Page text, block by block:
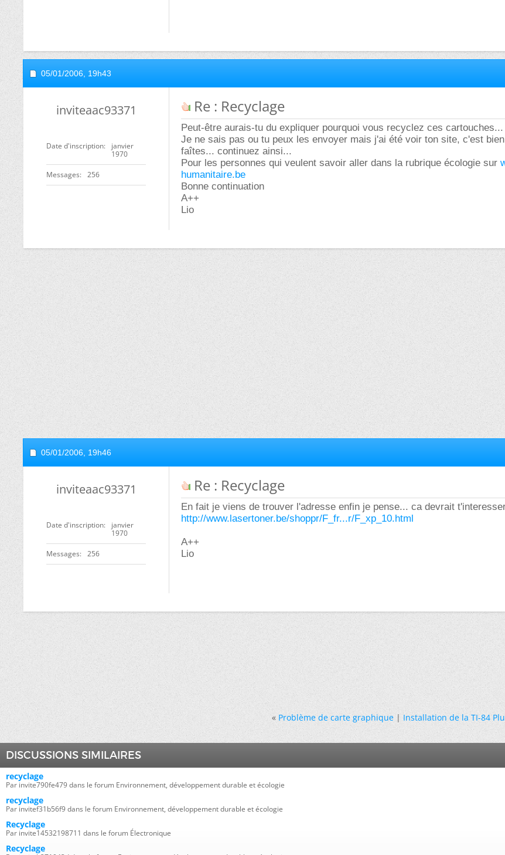
05/01/2006, 19h43
inviteaac93371
Date d'inscription
janvier
1970
Messages 256
Re : Recyclage
Peut-être aurais-tu du expliquer pourquoi vous recyclez ces cartouches...
Je ne sais pas ou tu peux les envoyer mais j'ai été voir ton site, c'est
faîtes... continuez ainsi...
Pour les personnes qui veulent savoir aller dans la rubrique écologie sur
humanitaire.be
Bonne continuation
A++
Lio
05/01/2006, 19h46
inviteaac93371
Date d'inscription
janvier
1970
Messages 256
Re : Recyclage
En fait je viens de trouver l'adresse enfin je pense... ca devrait
http://www.lasertoner.be/shoppr/F_fr...r/F_xp_10.html
A++
Lio
« Problème de carte graphique|Installation de la TI-84
DISCUSSIONS SIMILAIRES
recyclage
Par invite790fe479 dans le forum Environnement, développement durable et écologie
recyclage
Par invitef31b56f9 dans le forum Environnement, développement durable et écologie
Recyclage
Par invite14532198711 dans le forum Électronique
Recyclage